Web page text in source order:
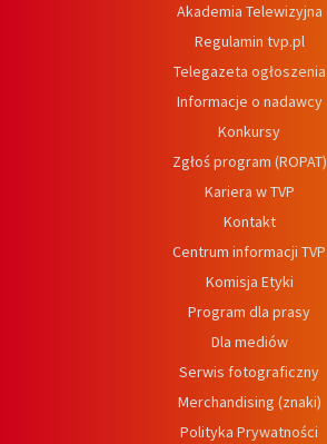
Akademia Telewizyjna
Regulamin tvp.pl
Telegazeta ogłoszenia
Informacje o nadawcy
Konkursy
Zgłoś program (ROPAT)
Kariera w TVP
Kontakt
Centrum informacji TVP
Komisja Etyki
Program dla prasy
Dla mediów
Serwis fotograficzny
Merchandising (znaki)
Polityka Prywatności